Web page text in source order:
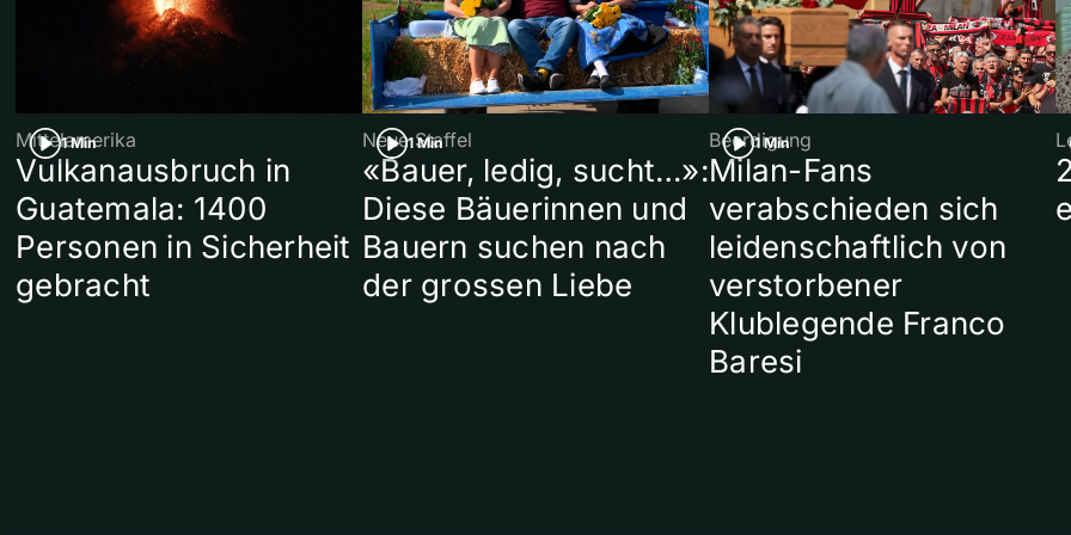
1 Min
Mittelamerika
Vulkanausbruch in
Guatemala: 1400
Personen in Sicherheit
gebracht
1 Min
Neue Staffel
«Bauer, ledig, sucht…»:
Diese Bäuerinnen und
Bauern suchen nach
der grossen Liebe
1 Min
Beerdigung
Milan-Fans
verabschieden sich
leidenschaftlich von
verstorbener
Klublegende Franco
Baresi